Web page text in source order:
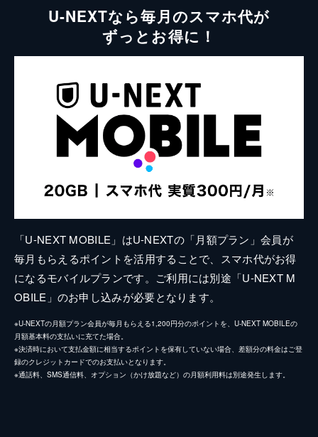
U-NEXTなら毎月のスマホ代が
ずっとお得に！
「U-NEXT MOBILE」はU-NEXTの「月額プラン」会員が
毎月もらえるポイントを活用することで、スマホ代がお得
になるモバイルプランです。ご利用には別途「U-NEXT M
OBILE」のお申し込みが必要となります。
※U-NEXTの月額プラン会員が毎月もらえる1,200円分のポイントを、U-NEXT MOBILEの
月額基本料の支払いに充てた場合。
※決済時において支払金額に相当するポイントを保有していない場合、差額分の料金はご登
録のクレジットカードでのお支払いとなります。
※通話料、SMS通信料、オプション（かけ放題など）の月額利用料は別途発生します。